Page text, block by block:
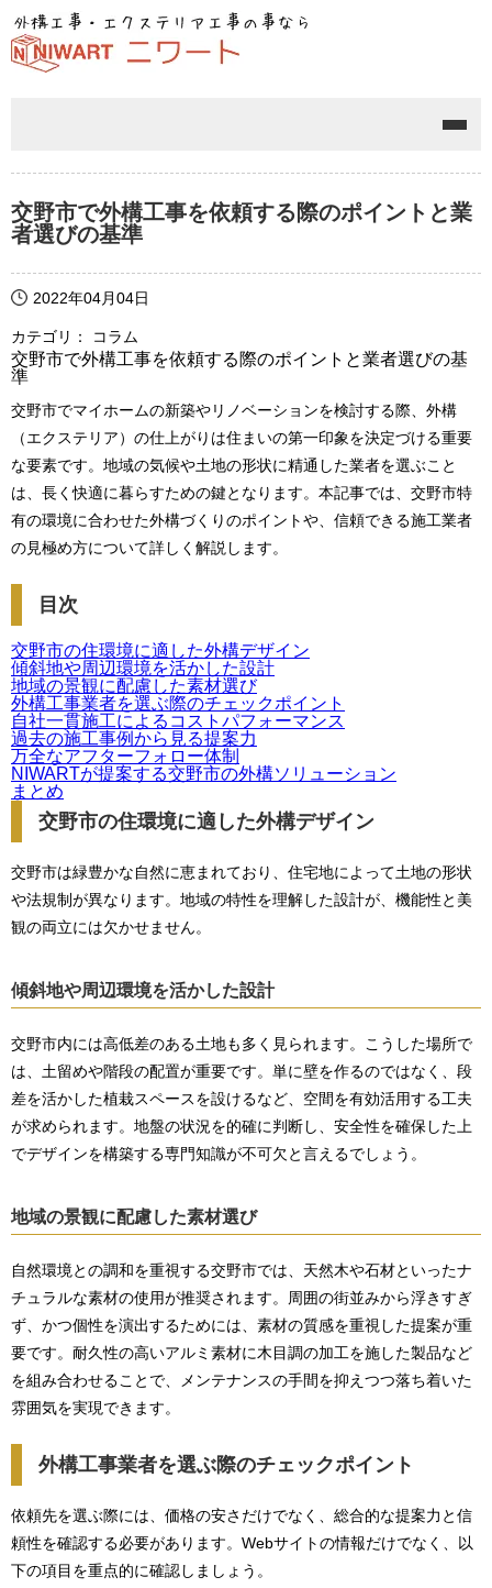
メニ
交野市で外構工事を依頼する際のポイントと業
者選びの基準
2022年04月04日
カテゴリ： コラム
交野市で外構工事を依頼する際のポイントと業者選びの基
準
交野市でマイホームの新築やリノベーションを検討する際、外構
（エクステリア）の仕上がりは住まいの第一印象を決定づける重要
な要素です。地域の気候や土地の形状に精通した業者を選ぶこと
は、長く快適に暮らすための鍵となります。本記事では、交野市特
有の環境に合わせた外構づくりのポイントや、信頼できる施工業者
の見極め方について詳しく解説します。
目次
交野市の住環境に適した外構デザイン
傾斜地や周辺環境を活かした設計
地域の景観に配慮した素材選び
外構工事業者を選ぶ際のチェックポイント
自社一貫施工によるコストパフォーマンス
過去の施工事例から見る提案力
万全なアフターフォロー体制
NIWARTが提案する交野市の外構ソリューション
まとめ
交野市の住環境に適した外構デザイン
交野市は緑豊かな自然に恵まれており、住宅地によって土地の形状
や法規制が異なります。地域の特性を理解した設計が、機能性と美
観の両立には欠かせません。
傾斜地や周辺環境を活かした設計
交野市内には高低差のある土地も多く見られます。こうした場所で
は、土留めや階段の配置が重要です。単に壁を作るのではなく、段
差を活かした植栽スペースを設けるなど、空間を有効活用する工夫
が求められます。地盤の状況を的確に判断し、安全性を確保した上
でデザインを構築する専門知識が不可欠と言えるでしょう。
地域の景観に配慮した素材選び
自然環境との調和を重視する交野市では、天然木や石材といったナ
チュラルな素材の使用が推奨されます。周囲の街並みから浮きすぎ
ず、かつ個性を演出するためには、素材の質感を重視した提案が重
要です。耐久性の高いアルミ素材に木目調の加工を施した製品など
を組み合わせることで、メンテナンスの手間を抑えつつ落ち着いた
雰囲気を実現できます。
外構工事業者を選ぶ際のチェックポイント
依頼先を選ぶ際には、価格の安さだけでなく、総合的な提案力と信
頼性を確認する必要があります。Webサイトの情報だけでなく、以
下の項目を重点的に確認しましょう。